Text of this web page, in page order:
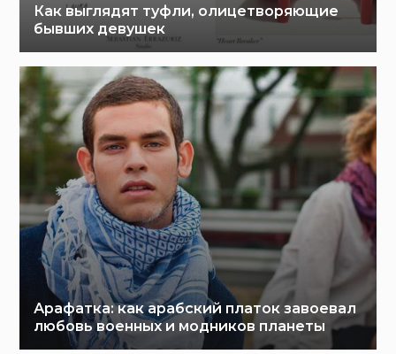
Как выглядят туфли, олицетворяющие
бывших девушек
Арафатка: как арабский платок завоевал
любовь военных и модников планеты